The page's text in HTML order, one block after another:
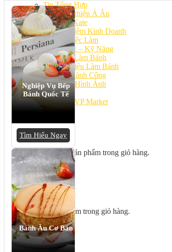
Tin Tổng Hợp
Hướng Nghiệp Á Âu
Bếp Nhà Kate
Kinh Nghiệm Kinh Doanh
Cơ Hội Việc Làm
Kiến Thức – Kỹ Năng
Dụng Cụ Làm Bánh
Nguyên Liệu Làm Bánh
Gương Thành Công
Thư Viện Hình Ảnh
Hỏi Đáp
Siêu thị ĐVP Market
Việc Làm
Chưa có sản phẩm trong giỏ hàng.
Giỏ hàng
Chưa có sản phẩm trong giỏ hàng.
Nghiệp Vụ Bếp
Bánh Quốc Tế
Tìm Hiểu Ngay
Bánh Âu Cơ Bản